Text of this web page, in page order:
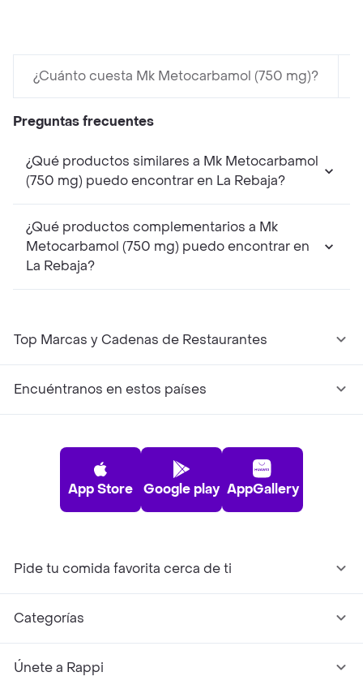
¿Cuánto cuesta Mk Metocarbamol (750 mg)?
Preguntas frecuentes
¿Qué productos similares a Mk Metocarbamol
(750 mg) puedo encontrar en La Rebaja?
¿Qué productos complementarios a Mk
Metocarbamol (750 mg) puedo encontrar en
La Rebaja?
Top Marcas y Cadenas de Restaurantes
Encuéntranos en estos países
App Store Google play AppGallery
Pide tu comida favorita cerca de ti
Categorías
Únete a Rappi